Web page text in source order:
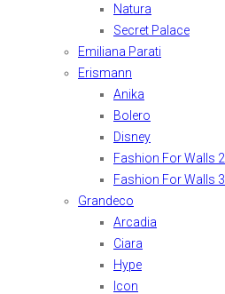
Natura
Secret Palace
Emiliana Parati
Erismann
Anika
Bolero
Disney
Fashion For Walls 2
Fashion For Walls 3
Grandeco
Arcadia
Ciara
Hype
Icon